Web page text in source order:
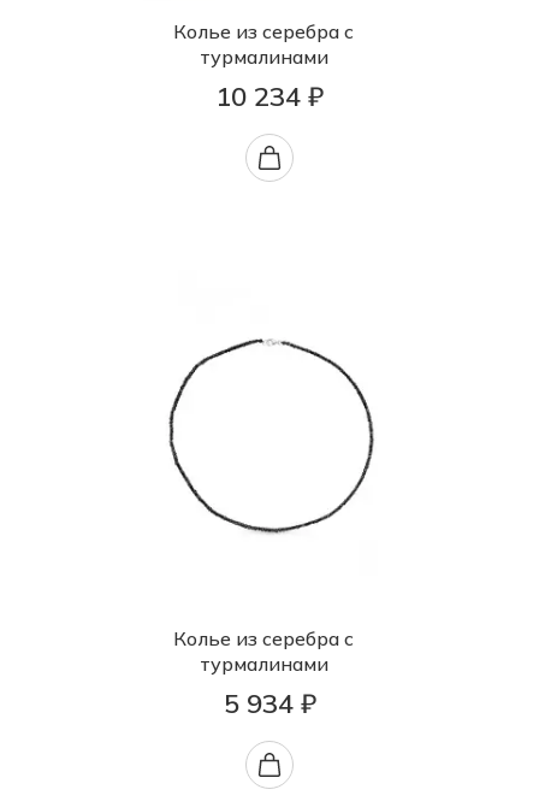
Колье из серебра с
турмалинами
10 234 ₽
Колье из серебра с
турмалинами
5 934 ₽